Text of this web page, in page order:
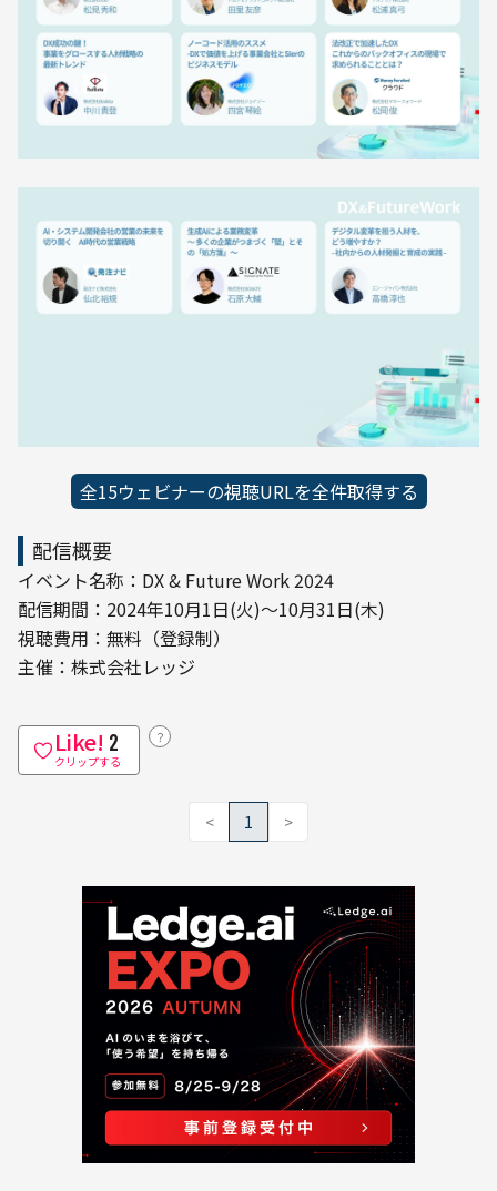
全15ウェビナーの視聴URLを全件取得する
配信概要
イベント名称：DX & Future Work 2024
配信期間：2024年10月1日(火)〜10月31日(木)
視聴費用：無料（登録制）
主催：株式会社レッジ
Like! 2
クリップする
？
< 1 >